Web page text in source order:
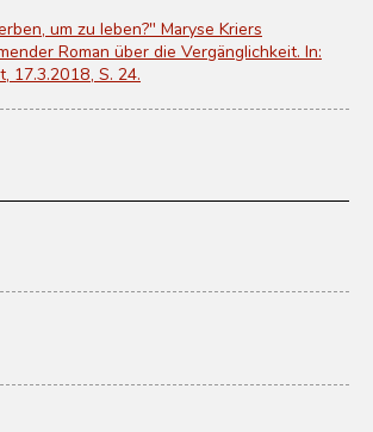
um zu leben?" Maryse Kriers
Roman über die Vergänglichkeit. In:
17.3.2018, S. 24.